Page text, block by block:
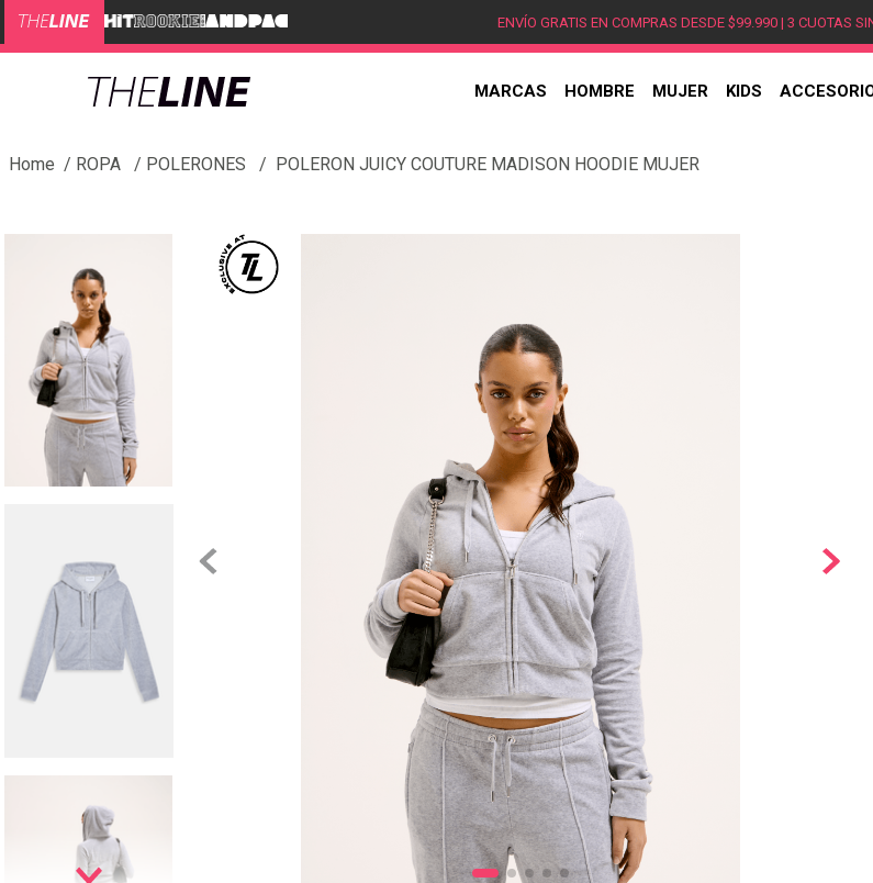
ENVÍO GRATIS EN COMPRAS DESDE $99.990 | 3 CUOTAS
MARCAS HOMBRE MUJER KIDS
ROPA POLERONES POLERON JUICY COUTURE MADISON HOODIE MUJER1